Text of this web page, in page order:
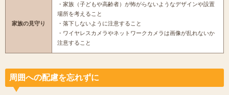
家族の見守り
・家族（子どもや高齢者）が怖がらないようなデザインや設置
場所を考えること
・落下しないように注意すること
・ワイヤレスカメラやネットワークカメラは画像が乱れないか
注意すること
周囲への配慮を忘れずに